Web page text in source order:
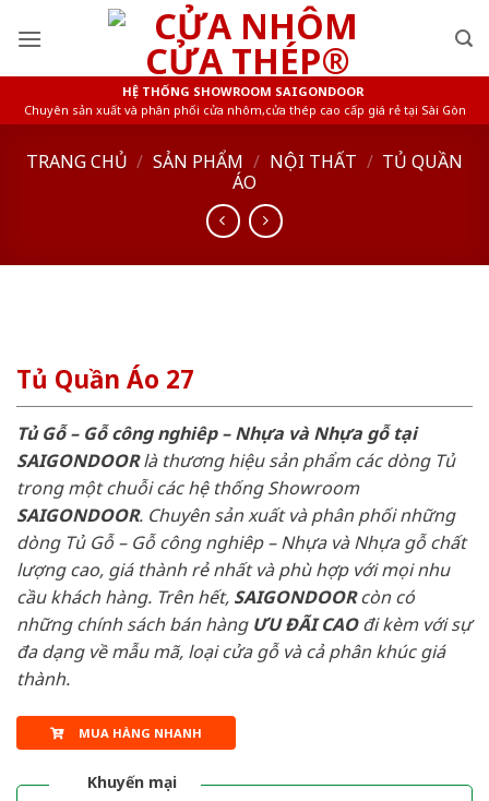
HỆ THỐNG SHOWROOM SAIGONDOOR
Chuyên sản xuất và phân phối cửa nhôm,cửa thép cao cấp giá rẻ tại Sài Gòn
TRANG CHỦ / SẢN PHẨM / NỘI THẤT / TỦ QUẦN
ÁO
Tủ Quần Áo 27
Tủ Gỗ – Gỗ công nghiêp – Nhựa và Nhựa gỗ tại
SAIGONDOORlà thương hiệu sản phẩm các dòng Tủ
trong một chuỗi các hệ thống Showroom
SAIGONDOOR. Chuyên sản xuất và phân phối những
dòng Tủ Gỗ – Gỗ công nghiêp – Nhựa và Nhựa gỗ chất
lượng cao, giá thành rẻ nhất và phù hợp với mọi nhu
cầu khách hàng. Trên hết, SAIGONDOORcòn có
những chính sách bán hàng ƯU ĐÃI CAOđi kèm với sự
đa dạng về mẫu mã, loại cửa gỗ và cả phân khúc giá
thành.
MUA HÀNG NHANH
Khuyến mại